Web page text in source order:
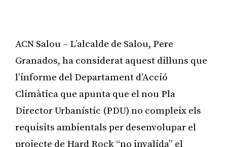
ACN Salou – L’alcalde de Salou, Pere
Granados, ha considerat aquest dilluns que
l’informe del Departament d’Acció
Climàtica que apunta que el nou Pla
Director Urbanístic (PDU) no compleix els
requisits ambientals per desenvolupar el
projecte de Hard Rock “no invalida” el